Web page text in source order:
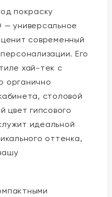
покраску
— универсальное
современный
Его
хай-тек с
органично
столовой
цвет гипсового
идеальной
оттенка,